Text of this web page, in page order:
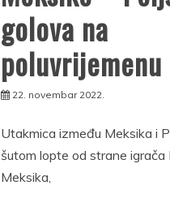
golova na
poluvrijemenu
22. novembar 2022.
Utakmica između Meksika i
šutom lopte od strane igrača
Meksika,